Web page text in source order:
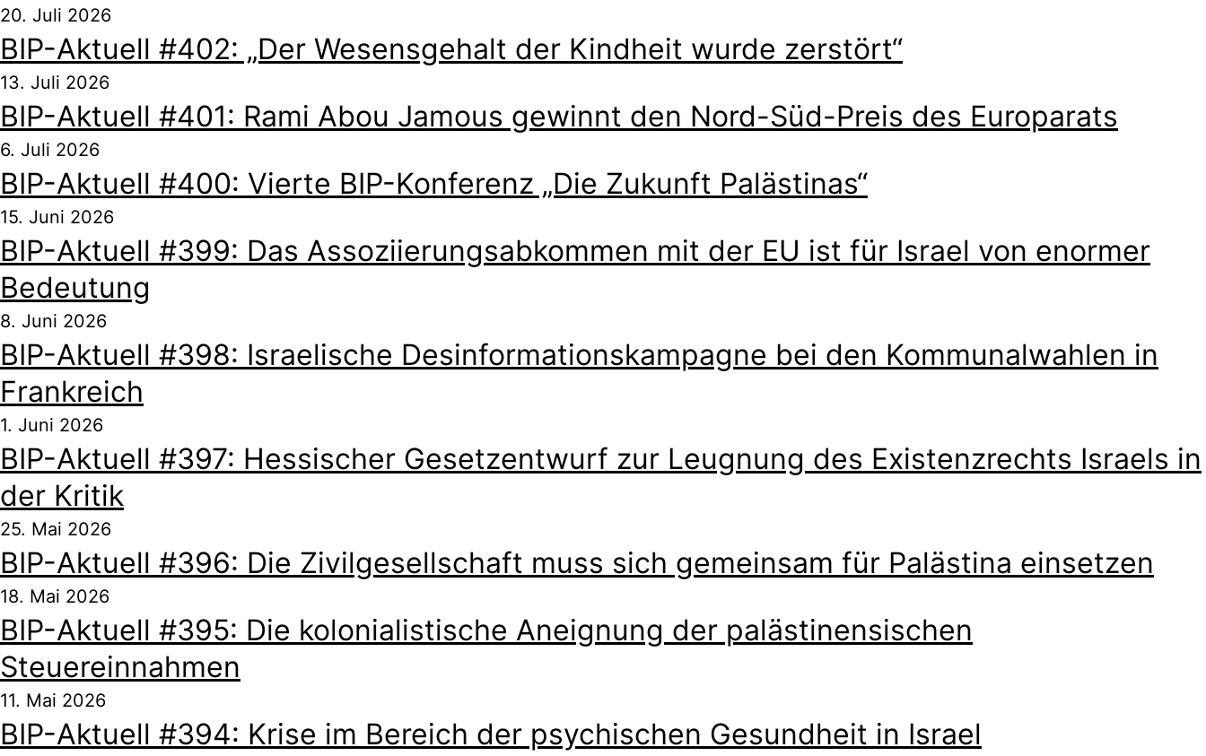
20. Juli 2026
BIP-Aktuell #402: „Der Wesensgehalt der Kindheit wurde zerstört“
13. Juli 2026
BIP-Aktuell #401: Rami Abou Jamous gewinnt den Nord-Süd-Preis des Europarats
6. Juli 2026
BIP-Aktuell #400: Vierte BIP-Konferenz „Die Zukunft Palästinas“
15. Juni 2026
BIP-Aktuell #399: Das Assoziierungsabkommen mit der EU ist für Israel von enormer
Bedeutung
8. Juni 2026
BIP-Aktuell #398: Israelische Desinformationskampagne bei den Kommunalwahlen in
Frankreich
1. Juni 2026
BIP-Aktuell #397: Hessischer Gesetzentwurf zur Leugnung des Existenzrechts Israels in
der Kritik
25. Mai 2026
BIP-Aktuell #396: Die Zivilgesellschaft muss sich gemeinsam für Palästina einsetzen
18. Mai 2026
BIP-Aktuell #395: Die kolonialistische Aneignung der palästinensischen
Steuereinnahmen
11. Mai 2026
BIP-Aktuell #394: Krise im Bereich der psychischen Gesundheit in Israel